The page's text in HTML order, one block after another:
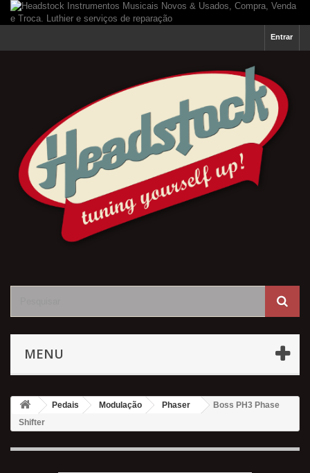
Entrar
MENU
Pedais Modulação Phaser
Boss PH3 Phase
Shifter